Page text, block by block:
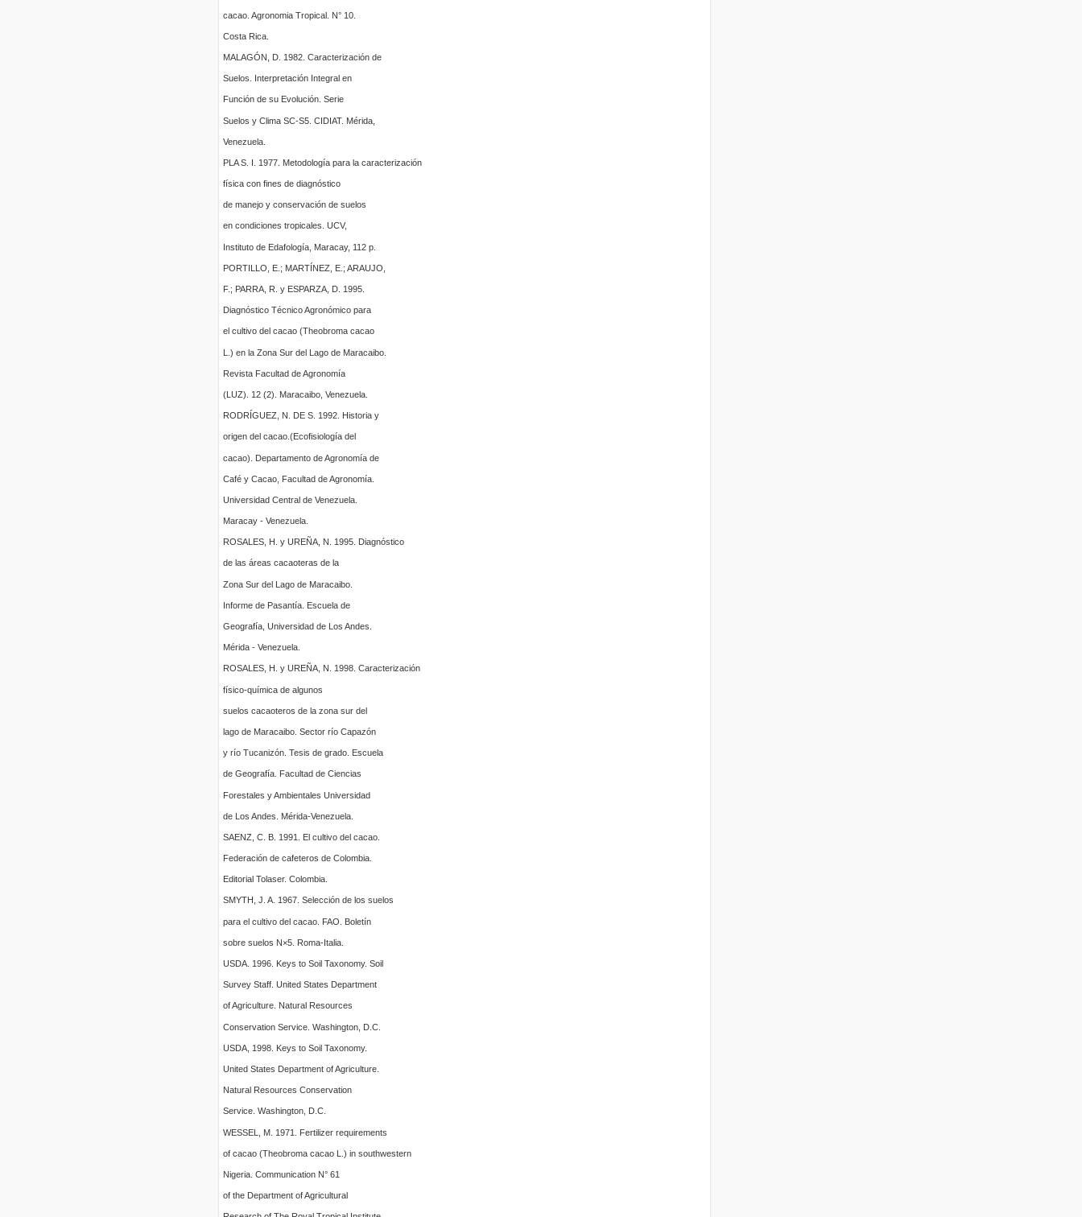
cacao. Agronomia Tropical. N° 10.
Costa Rica.
MALAGÓN, D. 1982. Caracterización de
Suelos. Interpretación Integral en
Función de su Evolución. Serie
Suelos y Clima SC-S5. CIDIAT. Mérida,
Venezuela.
PLA S. I. 1977. Metodología para la caracterización
física con fines de diagnóstico
de manejo y conservación de suelos
en condiciones tropicales. UCV,
Instituto de Edafología, Maracay, 112 p.
PORTILLO, E.; MARTÍNEZ, E.; ARAUJO,
F.; PARRA, R. y ESPARZA, D. 1995.
Diagnóstico Técnico Agronómico para
el cultivo del cacao (Theobroma cacao
L.) en la Zona Sur del Lago de Maracaibo.
Revista Facultad de Agronomía
(LUZ). 12 (2). Maracaibo, Venezuela.
RODRÍGUEZ, N. DE S. 1992. Historia y
origen del cacao.(Ecofisiología del
cacao). Departamento de Agronomía de
Café y Cacao, Facultad de Agronomía.
Universidad Central de Venezuela.
Maracay - Venezuela.
ROSALES, H. y UREÑA, N. 1995. Diagnóstico
de las áreas cacaoteras de la
Zona Sur del Lago de Maracaibo.
Informe de Pasantía. Escuela de
Geografía, Universidad de Los Andes.
Mérida - Venezuela.
ROSALES, H. y UREÑA, N. 1998. Caracterización
físico-química de algunos
suelos cacaoteros de la zona sur del
lago de Maracaibo. Sector río Capazón
y río Tucanizón. Tesis de grado. Escuela
de Geografía. Facultad de Ciencias
Forestales y Ambientales Universidad
de Los Andes. Mérida-Venezuela.
SAENZ, C. B. 1991. El cultivo del cacao.
Federación de cafeteros de Colombia.
Editorial Tolaser. Colombia.
SMYTH, J. A. 1967. Selección de los suelos
para el cultivo del cacao. FAO. Boletín
sobre suelos N×5. Roma-Italia.
USDA. 1996. Keys to Soil Taxonomy. Soil
Survey Staff. United States Department
of Agriculture. Natural Resources
Conservation Service. Washington, D.C.
USDA, 1998. Keys to Soil Taxonomy.
United States Department of Agriculture.
Natural Resources Conservation
Service. Washington, D.C.
WESSEL, M. 1971. Fertilizer requirements
of cacao (Theobroma cacao L.) in southwestern
Nigeria. Communication N° 61
of the Department of Agricultural